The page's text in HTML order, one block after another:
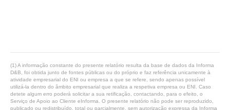
(1) A informação constante do presente relatório resulta da base de dados da Informa
D&B, foi obtida junto de fontes públicas ou do próprio e faz referência unicamente à
atividade empresarial do ENI ou empresa a que se refere, sendo apenas possível
utilizá-la dentro do âmbito empresarial que realiza a respetiva empresa ou ENI. Caso
detete algum erro poderá solicitar a sua retificação, contactando, para o efeito, o
Serviço de Apoio ao Cliente eInforma. O presente relatório não pode ser reproduzido,
publicado ou redistribuído, total ou parcialmente, sem autorização expressa da Informa